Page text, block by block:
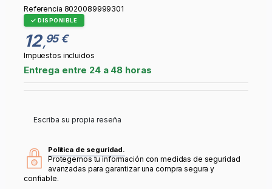
Referencia 8020089999301
DISPONIBLE
12,95 €
Impuestos incluidos
Entrega entre 24 a 48 horas
Escriba su propia reseña
Política de seguridad.
Protegemos tu información con medidas de seguridad
avanzadas para garantizar una compra segura y
confiable.